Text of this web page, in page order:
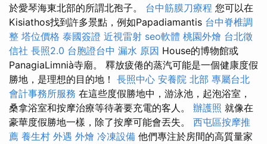
於愛琴海東北部的所謂北孢子。 台中筋膜刀療程 您可以在
Kisiathos找到許多景點，例如Papadiamantis 台中脊椎調
整 塔位價格 泰國簽證 近視雷射 seo軟體 桃園外燴 台北徵
信社 長照2.0 台胞證台中 漏水 原因 House的博物館或
PanagiaLimnià寺廟。 釋放疲倦的蒸汽可能是一個健康度假
勝地，是理想的目的地！ 長照中心 安養院 北部 專屬台北
會計事務所服務 在這些度假勝地中，游泳池，起泡浴室，
桑拿浴室和按摩治療等待著要充電的客人。 辦護照 就像在
豪華度假勝地一樣，除了按摩可能會丟失。 西屯區按摩推
薦 養生村 外遇 外燴 冷凍設備 他們專注於房間的高質量家